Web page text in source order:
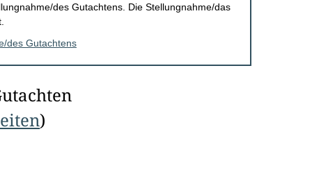
des Gutachtens. Die Stellungnahme/das
des Gutachtens
)